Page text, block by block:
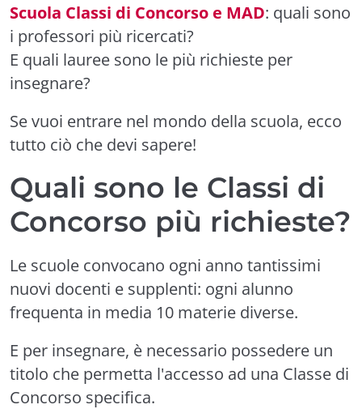
Scuola Classi di Concorso e MAD: quali sono
i professori più ricercati?
E quali lauree sono le più richieste per
insegnare?
Se vuoi entrare nel mondo della scuola, ecco
tutto ciò che devi sapere!
Quali sono le Classi di
Concorso più richieste?
Le scuole convocano ogni anno tantissimi
nuovi docenti e supplenti: ogni alunno
frequenta in media 10 materie diverse.
E per insegnare, è necessario possedere un
titolo che permetta l'accesso ad una Classe di
Concorso specifica.